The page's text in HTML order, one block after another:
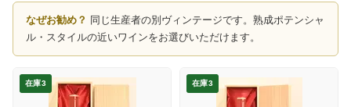
なぜお勧め？ 同じ生産者の別ヴィンテージです。熟成ポテンシャ
ル・スタイルの近いワインをお選びいただけます。
在庫3 在庫3